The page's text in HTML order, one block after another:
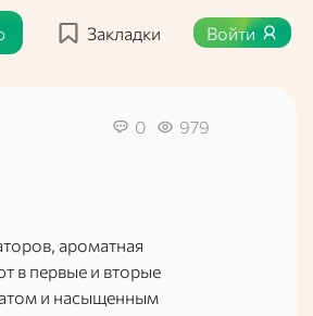
Закладки Войти
0 979
ароматная
в первые и вторые
и насыщенным